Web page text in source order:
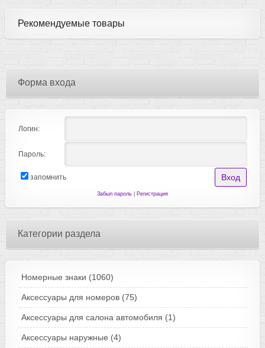
Рекомендуемые товары
Форма входа
Логин:
Пароль:
запомнить
Забыл пароль| Регистрация
Категории раздела
Номерные знаки (1060)
Аксессуары для номеров (75)
Аксессуары для салона автомобиля (1)
Аксессуары наружные (4)